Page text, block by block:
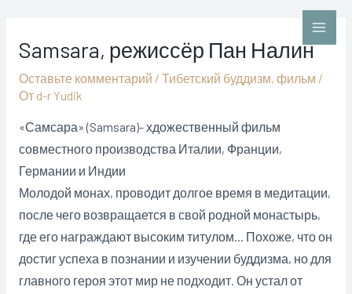
содержимому
Main
Samsara, режиссёр Пан Налин
Оставьте комментарий / Тибетский буддизм, фильм /
От d-r Yudik
«Самсара» (Samsara)- хдожественный фильм
совместного производства Италии, Франции,
Германии и Индии
Молодой монах, проводит долгое время в медитации,
после чего возвращается в свой родной монастырь,
где его награждают высоким титулом… Похоже, что он
достиг успеха в познании и изучении буддизма, но для
главного героя этот мир не подходит. Он устал от